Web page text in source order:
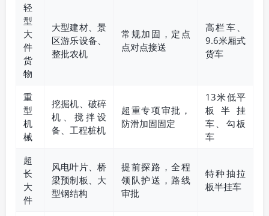
轻
型
大
件
货
物
大型建材、景
区游乐设备、
整批农机
常规加固，定点
点对点接送
高栏车、
9.6米厢式
货车
重
型
机
械
挖掘机、破碎
机、搅拌设
备、工程桩机
超重专项审批，
防滑加固固定
13米低平
板半挂
车、勾板
车
超
长
大
件
风电叶片、桥
梁预制板、大
型钢结构
提前探路，全程
领队护送，路线
审批
特种抽拉
板半挂车